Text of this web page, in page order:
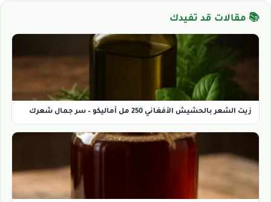
📚 مقالات قد تفيدك
زيت الشعر بالحشيش الأفغاني 250 مل أماليكو – سر جمال شعرك